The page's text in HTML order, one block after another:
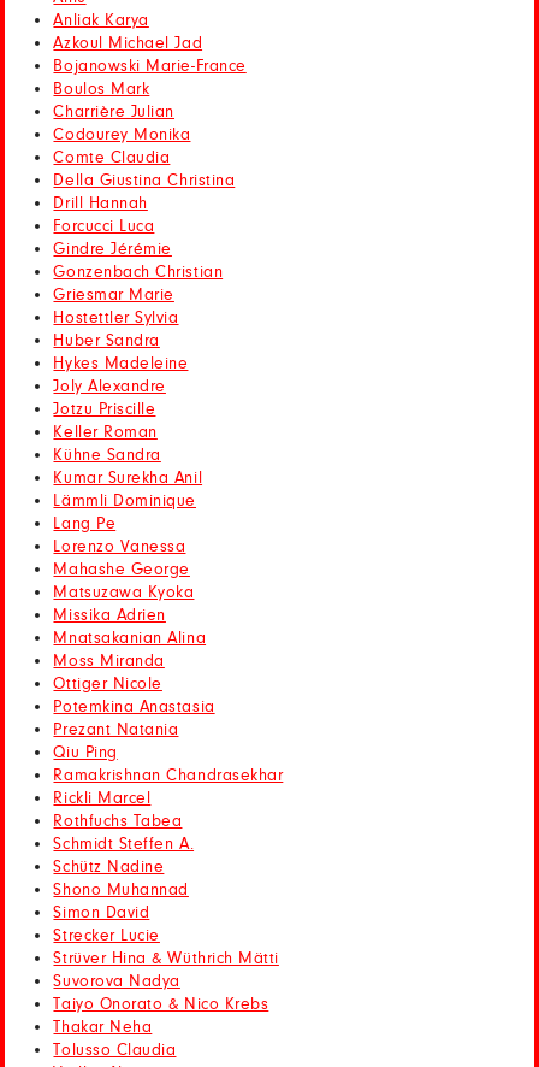
Anliak Karya
Azkoul Michael Jad
Bojanowski Marie-France
Boulos Mark
Charrière Julian
Codourey Monika
Comte Claudia
Della Giustina Christina
Drill Hannah
Forcucci Luca
Gindre Jérémie
Gonzenbach Christian
Griesmar Marie
Hostettler Sylvia
Huber Sandra
Hykes Madeleine
Joly Alexandre
Jotzu Priscille
Keller Roman
Kühne Sandra
Kumar Surekha Anil
Lämmli Dominique
Lang Pe
Lorenzo Vanessa
Mahashe George
Matsuzawa Kyoka
Missika Adrien
Mnatsakanian Alina
Moss Miranda
Ottiger Nicole
Potemkina Anastasia
Prezant Natania
Qiu Ping
Ramakrishnan Chandrasekhar
Rickli Marcel
Rothfuchs Tabea
Schmidt Steffen A.
Schütz Nadine
Shono Muhannad
Simon David
Strecker Lucie
Strüver Hina & Wüthrich Mätti
Suvorova Nadya
Taiyo Onorato & Nico Krebs
Thakar Neha
Tolusso Claudia